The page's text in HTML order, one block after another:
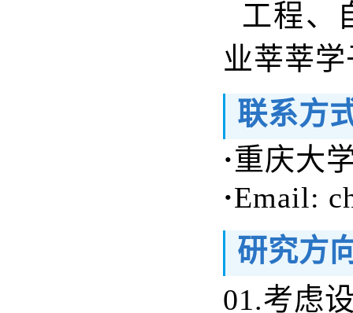
工程、
业莘莘
联系方
·重庆大
·Email:
研究方
01.考虑